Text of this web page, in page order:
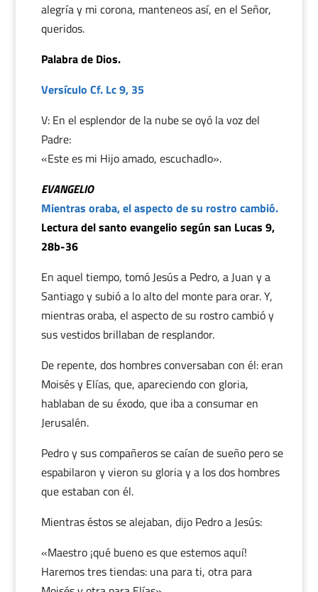
alegría y mi corona, manteneos así, en el Señor,
queridos.
Palabra de Dios.
Versículo Cf. Lc 9, 35
V: En el esplendor de la nube se oyó la voz del
Padre:
«Este es mi Hijo amado, escuchadlo».
EVANGELIO
Mientras oraba, el aspecto de su rostro cambió.
Lectura del santo evangelio según san Lucas 9,
28b-36
En aquel tiempo, tomó Jesús a Pedro, a Juan y a
Santiago y subió a lo alto del monte para orar. Y,
mientras oraba, el aspecto de su rostro cambió y
sus vestidos brillaban de resplandor.
De repente, dos hombres conversaban con él: eran
Moisés y Elías, que, apareciendo con gloria,
hablaban de su éxodo, que iba a consumar en
Jerusalén.
Pedro y sus compañeros se caían de sueño pero se
espabilaron y vieron su gloria y a los dos hombres
que estaban con él.
Mientras éstos se alejaban, dijo Pedro a Jesús:
«Maestro ¡qué bueno es que estemos aquí!
Haremos tres tiendas: una para ti, otra para